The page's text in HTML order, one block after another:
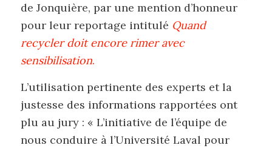
de Jonquière, par une mention d’honneur
pour leur reportage intitulé Quand
recycler doit encore rimer avec
sensibilisation.
L’utilisation pertinente des experts et la
justesse des informations rapportées ont
plu au jury : « L’initiative de l’équipe de
nous conduire à l’Université Laval pour